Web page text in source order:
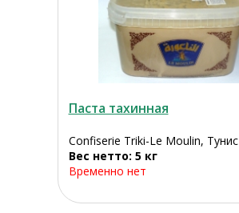
Паста тахинная
Confiserie Triki-Le Moulin, Тунис
Вес нетто: 5 кг
Временно нет